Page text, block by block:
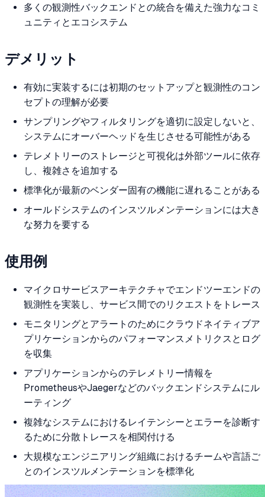
多くの観測性バックエンドとの統合を備えた強力なコミ
ュニティとエコシステム
デメリット
有効に実装するには初期のセットアップと観測性のコン
セプトの理解が必要
サンプリングやフィルタリングを適切に設定しないと、
システムにオーバーヘッドを生じさせる可能性がある
テレメトリーのストレージと可視化は外部ツールに依存
し、複雑さを追加する
標準化が最新のベンダー固有の機能に遅れることがある
オールドシステムのインスツルメンテーションには大き
な努力を要する
使用例
マイクロサービスアーキテクチャでエンドツーエンドの
観測性を実装し、サービス間でのリクエストをトレース
モニタリングとアラートのためにクラウドネイティブア
プリケーションからのパフォーマンスメトリクスとログ
を収集
アプリケーションからのテレメトリー情報を
PrometheusやJaegerなどのバックエンドシステムにル
ーティング
複雑なシステムにおけるレイテンシーとエラーを診断す
るために分散トレースを相関付ける
大規模なエンジニアリング組織におけるチームや言語ご
とのインスツルメンテーションを標準化